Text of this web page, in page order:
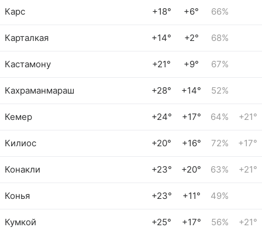
Карс +18° +6° 66%
Карталкая +14° +2° 68%
Кастамону +21° +9° 67%
Кахраманмараш +28° +14° 52%
Кемер +24° +17° 64% +21°
Килиос +20° +16° 72% +17°
Конакли +23° +20° 63% +21°
Конья +23° +11° 49%
Кумкой +25° +17° 56% +21°